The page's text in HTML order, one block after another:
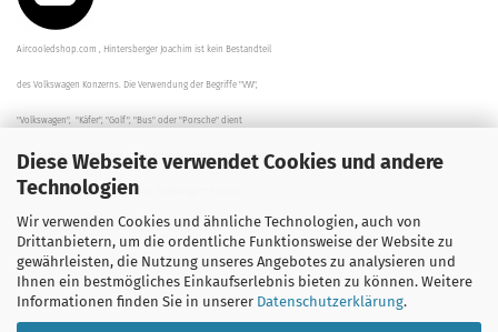
Diese Webseite verwendet Cookies und andere
Technologien
Wir verwenden Cookies und ähnliche Technologien, auch von
Drittanbietern, um die ordentliche Funktionsweise der Website zu
gewährleisten, die Nutzung unseres Angebotes zu analysieren und
Ihnen ein bestmögliches Einkaufserlebnis bieten zu können. Weitere
Informationen finden Sie in unserer Datenschutzerklärung.
Aircooledshop.com , Hintersberger Joachim ist kein Bestandteil
des Volkswagen Konzerns. Die Verwendung der Begriffe "VW",
"Volkswagen", "Käfer", "Golf", "Bus" oder "Porsche" dient
der Beschreibung der Teile und stellt in keinem Fall eine direkte
Verbindung zu dem Unternehmen "Volkswagen" her/da.
Die Beschreibungen, Zeichnungen und Angaben zur
Verwendung sind sorgfältig überprüft worden.